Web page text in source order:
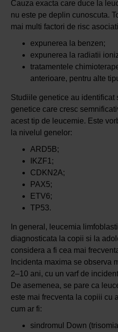
Cauza exacta care duce la
nu este pe deplin cunoscuta.
mai multi factori de risc
expunerea la benzen;
expunerea la radiatii
tratamentele
anterioare, pentru alte
Studiile genetice au identificat
genetice care cresc
acest tip de leucemie. Este
la nivelul genelor:
ARD5B;
IKZF1;
CDKN2A;
PAX5;
ETV6;
TP53.
In general, leucemia
diagnosticata la copii si la
considera a fi cea mai
Incidenta maxima se observa
2–10 ani, cu un varf de
De asemenea, se pare ca
este mai frecventa la copiii cu
cum ar fi:
sindromul Down